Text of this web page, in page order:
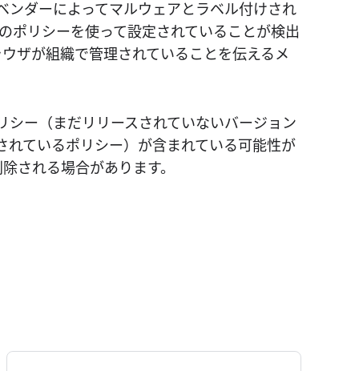
ンダーによってマルウェアとラベル付けされ
ポリシーを使って設定されていることが検出
ザが組織で管理されていることを伝えるメ
シー（まだリリースされていないバージョン
れているポリシー）が含まれている可能性が
される場合があります。